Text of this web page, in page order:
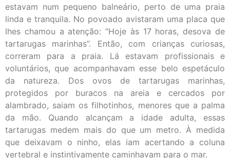
estavam num pequeno balneário, perto de uma praia
linda e tranquila. No povoado avistaram uma placa que
lhes chamou a atenção: “Hoje às 17 horas, desova de
tartarugas marinhas”. Então, com crianças curiosas,
correram para a praia. Lá estavam profissionais e
voluntários, que acompanhavam esse belo espetáculo
da natureza. Dos ovos de tartarugas marinhas,
protegidos por buracos na areia e cercados por
alambrado, saiam os filhotinhos, menores que a palma
da mão. Quando alcançam a idade adulta, essas
tartarugas medem mais do que um metro. À medida
que deixavam o ninho, elas iam acertando a coluna
vertebral e instintivamente caminhavam para o mar.